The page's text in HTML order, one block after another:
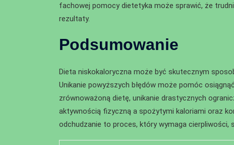
fachowej pomocy dietetyka może sprawić, że
rezultaty.
Podsumowanie
Dieta niskokaloryczna może być skutecznym
Unikanie powyższych błędów może pomóc
zrównoważoną dietę, unikanie drastycznych
aktywnością fizyczną a spożytymi kaloriami oraz
odchudzanie to proces, który wymaga cierpliwości,